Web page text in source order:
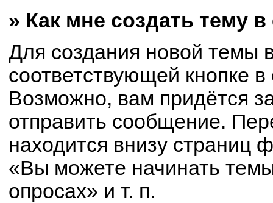
» Как мне создать тему
Для создания новой темы
соответствующей кнопке
Возможно, вам придётся
отправить сообщение.
находится внизу
«Вы можете начинать
опросах» и т. п.